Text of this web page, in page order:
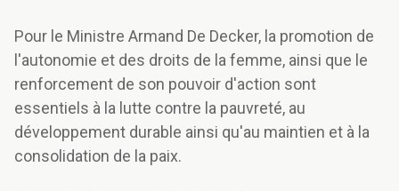
Pour le Ministre Armand De Decker, la promotion de
l'autonomie et des droits de la femme, ainsi que le
renforcement de son pouvoir d'action sont
essentiels à la lutte contre la pauvreté, au
développement durable ainsi qu'au maintien et à la
consolidation de la paix.